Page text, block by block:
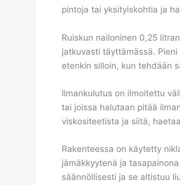
pintoja tai yksityiskohtia ja
Ruiskun nailoninen 0,25
jatkuvasti täyttämässä.
etenkin silloin, kun tehdään
Ilmankulutus on ilmoitettu
tai joissa halutaan pitää
viskositeetista ja siitä,
Rakenteessa on käytetty
jämäkkyytenä ja
säännöllisesti ja se altistuu